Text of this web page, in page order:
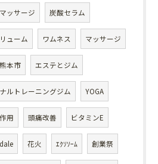
ッサージ 炭酸セラム
ューム ワムネス マッサージ
本市 エステとジム
ルトレーニングジム YOGA
用 頭痛改善 ビタミンE
花火 ｴｸｿｿｰﾑ 創業祭